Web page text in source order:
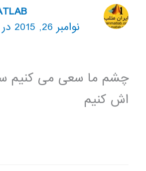
نوامبر 26, 2015 در 6:00 ق.ظ
چشم ما سعی می کنیم
اش کنیم